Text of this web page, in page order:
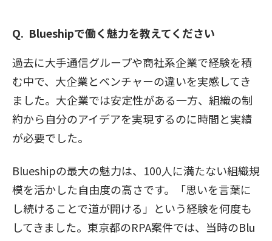
Blueshipで働く魅力を教えてください
過去に大手通信グループや商社系企業で経験を積
む中で、大企業とベンチャーの違いを実感してき
ました。大企業では安定性がある一方、組織の制
約から自分のアイデアを実現するのに時間と実績
が必要でした。
Blueshipの最大の魅力は、100人に満たない組織規
模を活かした自由度の高さです。「思いを言葉に
し続けることで道が開ける」という経験を何度も
してきました。東京都のRPA案件では、当時のBlu